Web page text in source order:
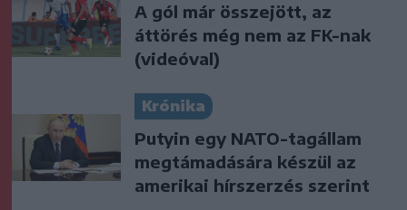
A gól már összejött, az
áttörés még nem az FK-nak
(videóval)
Krónika
Putyin egy NATO-tagállam
megtámadására készül az
amerikai hírszerzés szerint